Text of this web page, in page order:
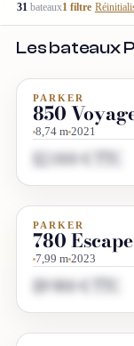
31 bateaux1 filtre
Les bateaux
OCCASION
PARKER
850
8,74 m 2021
112 000 € TTC
OCCASION
PARKER
780 Escape
7,99 m 2023
119 900 € TTC